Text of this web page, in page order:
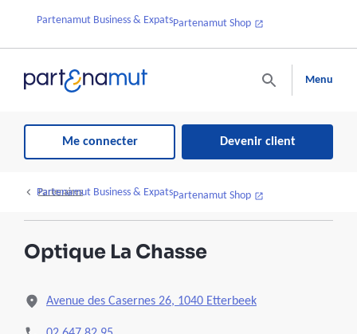
Partenamut Business & ExpatsPartenamut Shop
Menu
Me connecter Devenir client
Partenamut Business & ExpatsPartenamut Shop
Partenaires
Optique La Chasse
Avenue des Casernes 26, 1040 Etterbeek